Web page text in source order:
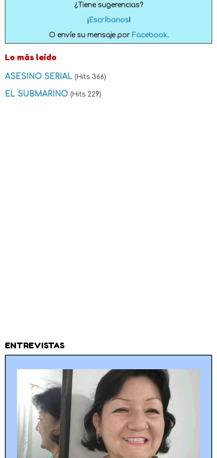
¿Tiene sugerencias?
¡ Escríbanos!
O envíe su mensaje por Facebook.
Lo más leído
ASESINO SERIAL (Hits 366)
EL SUBMARINO (Hits 229)
ENTREVISTAS